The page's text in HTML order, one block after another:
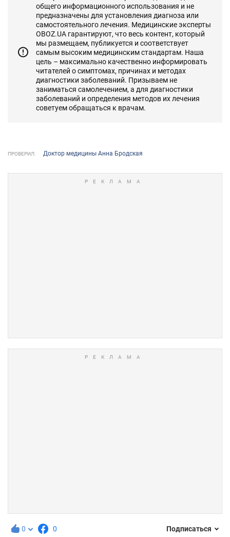
общего информационного использования и не
предназначены для установления диагноза или
самостоятельного лечения. Медицинские эксперты
OBOZ.UA гарантируют, что весь контент, который
мы размещаем, публикуется и соответствует
самым высоким медицинским стандартам. Наша
цель – максимально качественно информировать
читателей о симптомах, причинах и методах
диагностики заболеваний. Призываем не
заниматься самолечением, а для диагностики
заболеваний и определения методов их лечения
советуем обращаться к врачам.
ПРОВЕРИЛ: Доктор медицины Анна Бродская
0 0 Подписаться